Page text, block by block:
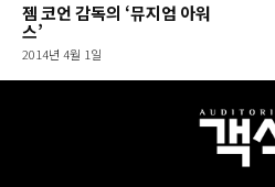
젬 코언 감독의 ‘뮤지엄 아워
스’
2014년 4월 1일